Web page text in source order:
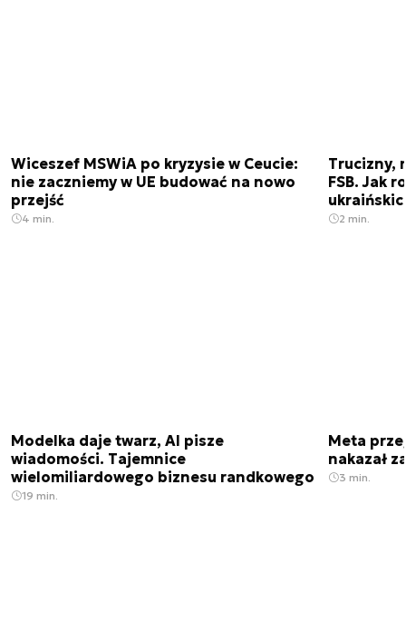
Wiceszef MSWiA po kryzysie w Ceucie:
nie zaczniemy w UE budować na nowo
przejść
4 min.
Trucizny,
FSB. Jak
2 min.
Modelka daje twarz, AI pisze
wiadomości. Tajemnice
wielomiliardowego biznesu randkowego
19 min.
Meta
nakazał
3 min.